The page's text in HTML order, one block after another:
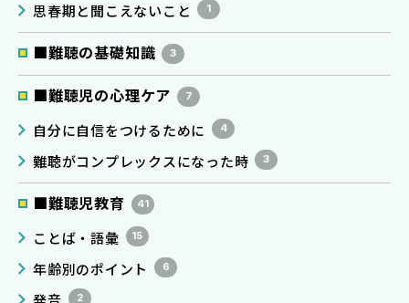
思春期と聞こえないこと 1
■難聴の基礎知識 3
■難聴児の心理ケア 7
自分に自信をつけるために 4
難聴がコンプレックスになった時 3
■難聴児教育 41
ことば・語彙 15
年齢別のポイント 6
2